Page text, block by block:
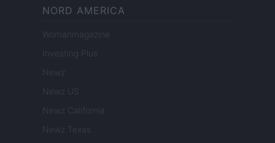
NORD AMERICA
Womanmagazine
Investing Plus
Newz
Newz US
Newz California
Newz Texas